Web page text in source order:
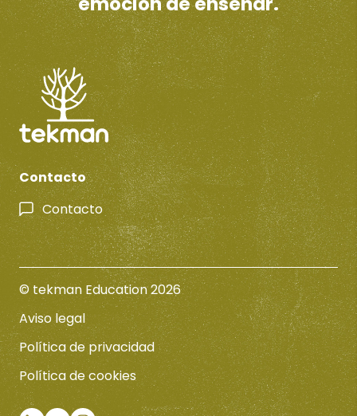
Contacto
Contacto
© tekman Education 2026
Aviso legal
Política de privacidad
Política de cookies